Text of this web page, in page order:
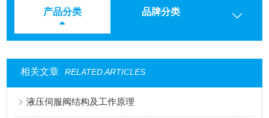
产品分类 品牌分类
相关文章 RELATED ARTICLES
液压伺服阀结构及工作原理